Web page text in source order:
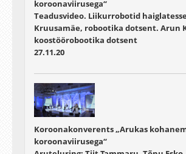
koroonaviirusega“
Teadusvideo. Liikurrobotid
Kruusamäe, robootika dotsent. Arun
koostöörobootika dotsent
27.11.20
Koroonakonverents „Arukas
koroonaviirusega“